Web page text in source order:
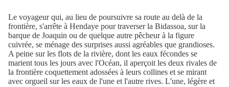
Le voyageur qui, au lieu de poursuivre sa route au delà de la
frontière, s'arrête à Hendaye pour traverser la Bidassoa, sur la
barque de Joaquin ou de quelque autre pêcheur à la figure
cuivrée, se ménage des surprises aussi agréables que grandioses.
A peine sur les flots de la rivière, dont les eaux fécondes se
marient tous les jours avec l'Océan, il aperçoit les deux rivales de
la frontière coquettement adossées à leurs collines et se mirant
avec orgueil sur les eaux de l'une et l'autre rives. L'une, légère et